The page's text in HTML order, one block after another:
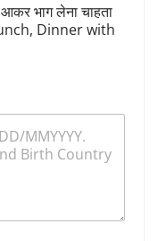
भाग लेना चाहता
Dinner with